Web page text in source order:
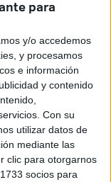
para
y/o accedemos
y procesamos
e información
y contenido
Con su
utilizar datos de
mediante las
clic para otorgarnos
socios para
la mañana
jugador cadete,
laSelección
para que
de
en